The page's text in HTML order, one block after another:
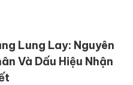
Lung Lay: Nguyên
Và Dấu Hiệu Nhận